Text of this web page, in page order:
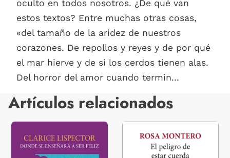
oculto en todos nosotros. ¿De qué van
estos textos? Entre muchas otras cosas,
«del tamaño de la aridez de nuestros
corazones. De repollos y reyes y de por qué
el mar hierve y de si los cerdos tienen alas.
Del horror del amor cuando termin...
Artículos relacionados